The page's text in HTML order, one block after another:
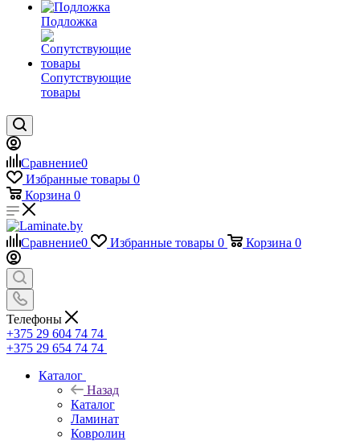
Подложка
Сопутствующие
товары
Сравнение0
Избранные товары 0
Корзина 0
Сравнение0 Избранные товары 0 Корзина 0
Телефоны
+375 29 604 74 74
+375 29 654 74 74
Каталог
Назад
Каталог
Ламинат
Ковролин